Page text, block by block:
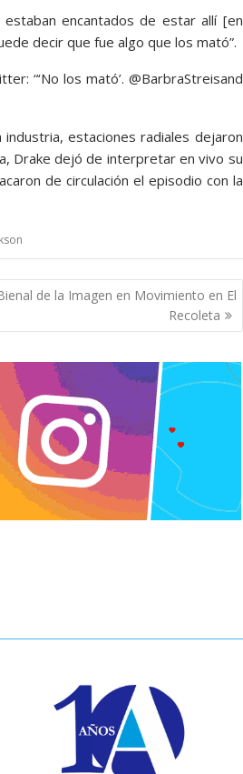
estaban encantados de estar allí [en
decir que fue algo que los mató”.
“‘No los mató’. @BarbraStreisand
estaciones radiales dejaron
Drake dejó de interpretar en vivo su
de circulación el episodio con la
de la Imagen en Movimiento en El
Recoleta